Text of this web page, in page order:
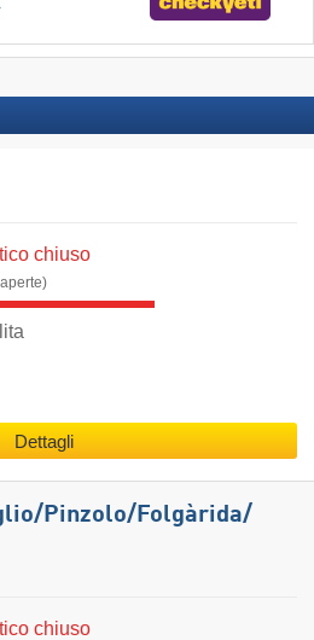
chiuso
Dettagli
​Pinzolo/​Folgàrida/​
chiuso